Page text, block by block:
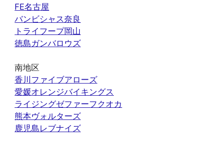
FE名古屋
バンビシャス奈良
トライフープ岡山
徳島ガンバロウズ
南地区
香川ファイブアローズ
愛媛オレンジバイキングス
ライジングゼファーフクオカ
熊本ヴォルターズ
鹿児島レブナイズ